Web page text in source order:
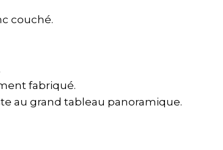
couché.
fabriqué.
au grand tableau panoramique.